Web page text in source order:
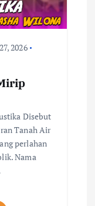
2026
Disebut
Tanah Air
perlahan
Nama